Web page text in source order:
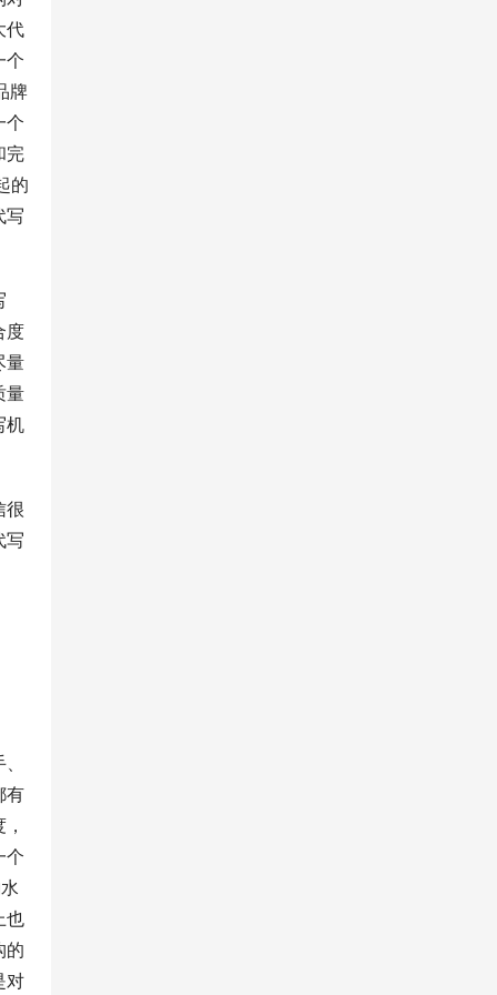
代
个
牌
个
完
的
写
度
量
量
机
很
写
有
个
也
的
对